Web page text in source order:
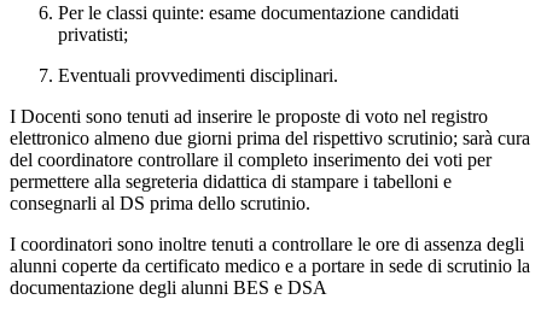
Per le classi quinte: esame documentazione candidati
privatisti;
Eventuali provvedimenti disciplinari.
I Docenti sono tenuti ad inserire le proposte di voto nel registro
elettronico almeno due giorni prima del rispettivo scrutinio; sarà cura
del coordinatore controllare il completo inserimento dei voti per
permettere alla segreteria didattica di stampare i tabelloni e
consegnarli al DS prima dello scrutinio.
I coordinatori sono inoltre tenuti a controllare le ore di assenza degli
alunni coperte da certificato medico e a portare in sede di scrutinio la
documentazione degli alunni BES e DSA